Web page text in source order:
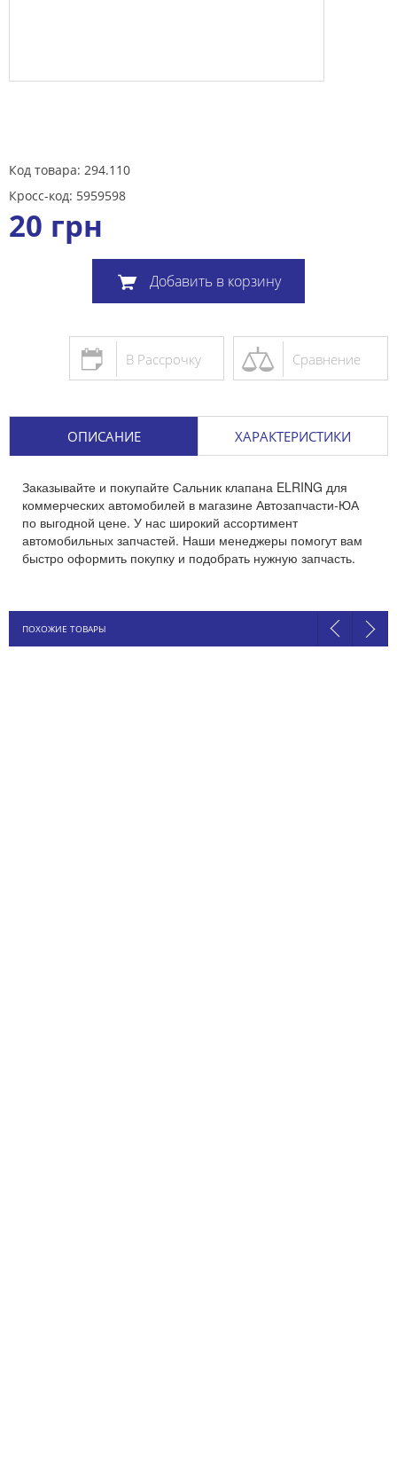
Код товара: 294.110
Кросс-код: 5959598
20 грн
Добавить в корзину
Сравнение
В Рассрочку
ОПИСАНИЕ ХАРАКТЕРИСТИКИ
Заказывайте и покупайте Сальник клапана ELRING для
коммерческих автомобилей в магазине Автозапчасти-ЮА
по выгодной цене. У нас широкий ассортимент
автомобильных запчастей. Наши менеджеры помогут вам
быстро оформить покупку и подобрать нужную запчасть.
ПОХОЖИЕ ТОВАРЫ